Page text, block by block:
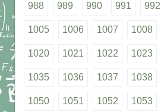
988 989 990 991 992
1005 1006 1007 1008
1020 1021 1022 1023
1035 1036 1037 1038
1050 1051 1052 1053